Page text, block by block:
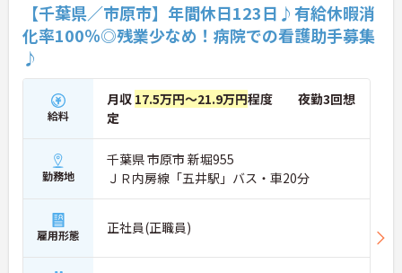
【千葉県／市原市】年間休日123日♪有給休暇消
化率100％◎残業少なめ！病院での看護助手募集
♪
給料
月収 17.5万円～21.9万円程度 夜勤3回想
定
勤務地
千葉県 市原市 新堀955
ＪＲ内房線「五井駅」バス・車20分
雇用形態 正社員(正職員)